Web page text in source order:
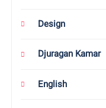
Design
Djuragan Kamar
English